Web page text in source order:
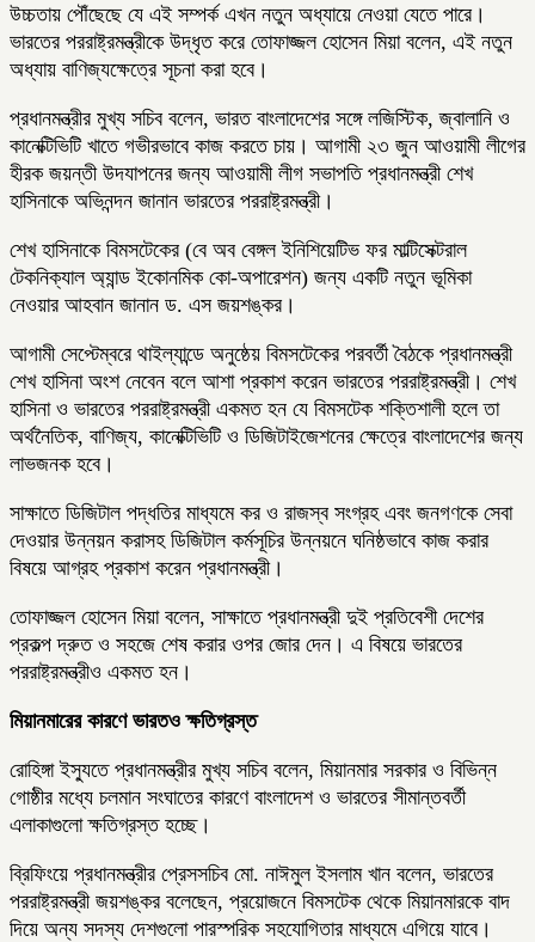
উচ্চতায় পৌঁছেছে যে এই সম্পর্ক এখন নতুন অধ্যায়ে নেওয়া যেতে পারে।
ভারতের পররাষ্ট্রমন্ত্রীকে উদ্ধৃত করে তোফাজ্জল হোসেন মিয়া বলেন, এই নতুন
অধ্যায় বাণিজ্যক্ষেত্রে সূচনা করা হবে।
প্রধানমন্ত্রীর মুখ্য সচিব বলেন, ভারত বাংলাদেশের সঙ্গে লজিস্টিক, জ্বালানি ও
কানেক্টিভিটি খাতে গভীরভাবে কাজ করতে চায়। আগামী ২৩ জুন আওয়ামী লীগের
হীরক জয়ন্তী উদযাপনের জন্য আওয়ামী লীগ সভাপতি প্রধানমন্ত্রী শেখ
হাসিনাকে অভিনন্দন জানান ভারতের পররাষ্ট্রমন্ত্রী।
শেখ হাসিনাকে বিমসটেকের (বে অব বেঙ্গল ইনিশিয়েটিভ ফর মাল্টিসেক্টরাল
টেকনিক্যাল অ্যান্ড ইকোনমিক কো-অপারেশন) জন্য একটি নতুন ভূমিকা
নেওয়ার আহবান জানান ড. এস জয়শঙ্কর।
আগামী সেপ্টেম্বরে থাইল্যান্ডে অনুষ্ঠেয় বিমসটেকের পরবর্তী বৈঠকে প্রধানমন্ত্রী
শেখ হাসিনা অংশ নেবেন বলে আশা প্রকাশ করেন ভারতের পররাষ্ট্রমন্ত্রী। শেখ
হাসিনা ও ভারতের পররাষ্ট্রমন্ত্রী একমত হন যে বিমসটেক শক্তিশালী হলে তা
অর্থনৈতিক, বাণিজ্য, কানেক্টিভিটি ও ডিজিটাইজেশনের ক্ষেত্রে বাংলাদেশের জন্য
লাভজনক হবে।
সাক্ষাতে ডিজিটাল পদ্ধতির মাধ্যমে কর ও রাজস্ব সংগ্রহ এবং জনগণকে সেবা
দেওয়ার উন্নয়ন করাসহ ডিজিটাল কর্মসূচির উন্নয়নে ঘনিষ্ঠভাবে কাজ করার
বিষয়ে আগ্রহ প্রকাশ করেন প্রধানমন্ত্রী।
তোফাজ্জল হোসেন মিয়া বলেন, সাক্ষাতে প্রধানমন্ত্রী দুই প্রতিবেশী দেশের
প্রকল্প দ্রুত ও সহজে শেষ করার ওপর জোর দেন। এ বিষয়ে ভারতের
পররাষ্ট্রমন্ত্রীও একমত হন।
মিয়ানমারের কারণে ভারতও ক্ষতিগ্রস্ত
রোহিঙ্গা ইস্যুতে প্রধানমন্ত্রীর মুখ্য সচিব বলেন, মিয়ানমার সরকার ও বিভিন্ন
গোষ্ঠীর মধ্যে চলমান সংঘাতের কারণে বাংলাদেশ ও ভারতের সীমান্তবর্তী
এলাকাগুলো ক্ষতিগ্রস্ত হচ্ছে।
ব্রিফিংয়ে প্রধানমন্ত্রীর প্রেসসচিব মো. নাঈমুল ইসলাম খান বলেন, ভারতের
পররাষ্ট্রমন্ত্রী জয়শঙ্কর বলেছেন, প্রয়োজনে বিমসটেক থেকে মিয়ানমারকে বাদ
দিয়ে অন্য সদস্য দেশগুলো পারস্পরিক সহযোগিতার মাধ্যমে এগিয়ে যাবে।